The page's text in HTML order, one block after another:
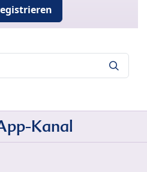
Kanal